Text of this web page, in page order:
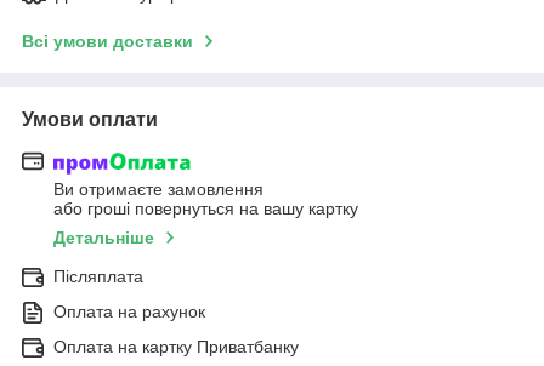
Всі умови доставки
Умови оплати
Ви отримаєте замовлення
або гроші повернуться на вашу картку
Детальніше
Післяплата
Оплата на рахунок
Оплата на картку Приватбанку